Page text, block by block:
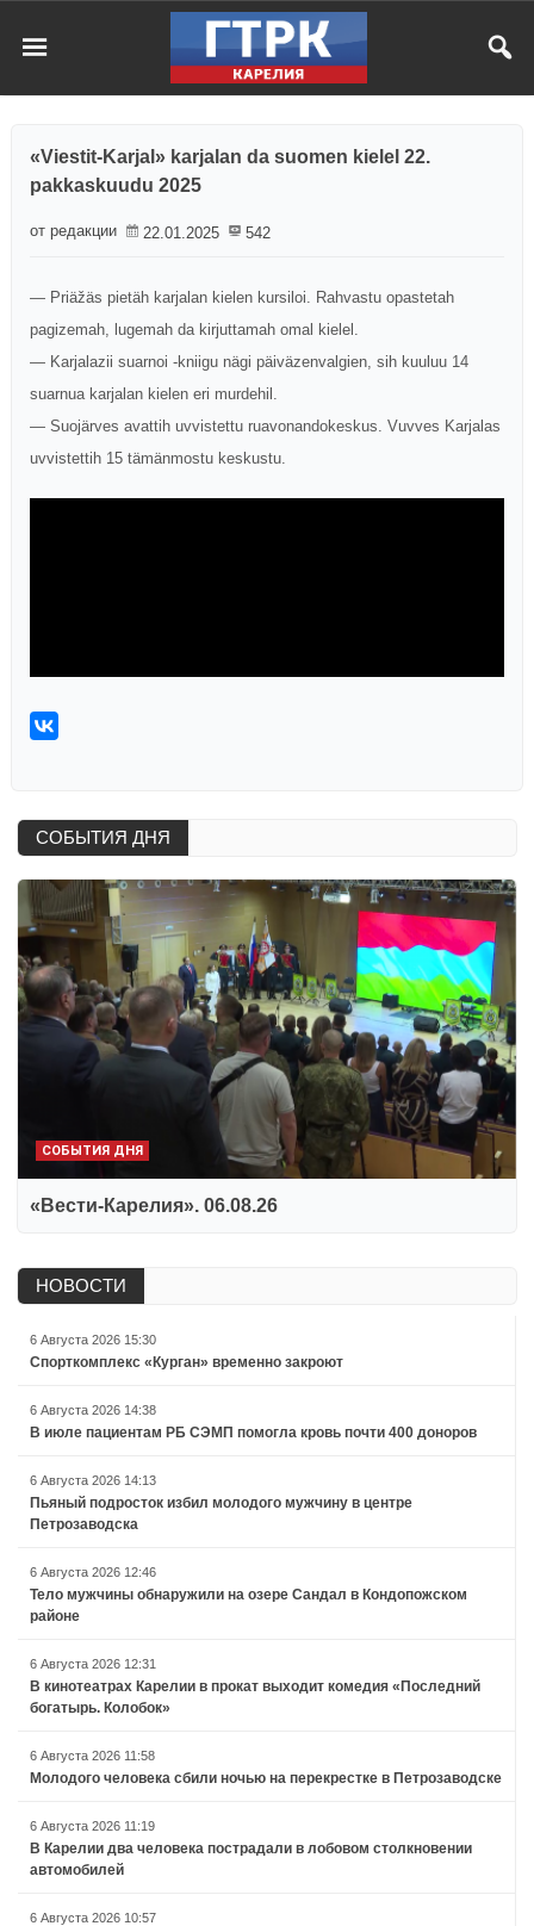
«Viestit-Karjal» karjalan da suomen kielel 22.
pakkaskuudu 2025
от редакции 22.01.2025 542
— Priäžäs pietäh karjalan kielen kursiloi. Rahvastu opastetah
pagizemah, lugemah da kirjuttamah omal kielel.
— Karjalazii suarnoi -kniigu nägi päiväzenvalgien, sih kuuluu 14
suarnua karjalan kielen eri murdehil.
— Suojärves avattih uvvistettu ruavonandokeskus. Vuvves Karjalas
uvvistettih 15 tämänmostu keskustu.
СОБЫТИЯ ДНЯ
СОБЫТИЯ ДНЯ
«Вести-Карелия». 06.08.26
НОВОСТИ
6 Августа 2026 15:30
Спорткомплекс «Курган» временно закроют
6 Августа 2026 14:38
В июле пациентам РБ СЭМП помогла кровь почти 400 доноров
6 Августа 2026 14:13
Пьяный подросток избил молодого мужчину в центре
Петрозаводска
6 Августа 2026 12:46
Тело мужчины обнаружили на озере Сандал в Кондопожском
районе
6 Августа 2026 12:31
В кинотеатрах Карелии в прокат выходит комедия «Последний
богатырь. Колобок»
6 Августа 2026 11:58
Молодого человека сбили ночью на перекрестке в Петрозаводске
6 Августа 2026 11:19
В Карелии два человека пострадали в лобовом столкновении
автомобилей
6 Августа 2026 10:57